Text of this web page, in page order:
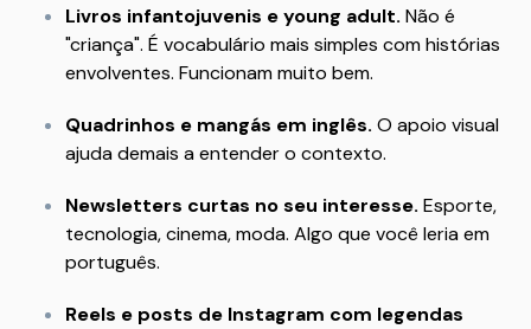
Livros infantojuvenis e young adult. Não é
"criança". É vocabulário mais simples com histórias
envolventes. Funcionam muito bem.
Quadrinhos e mangás em inglês. O apoio visual
ajuda demais a entender o contexto.
Newsletters curtas no seu interesse. Esporte,
tecnologia, cinema, moda. Algo que você leria em
português.
Reels e posts de Instagram com legendas